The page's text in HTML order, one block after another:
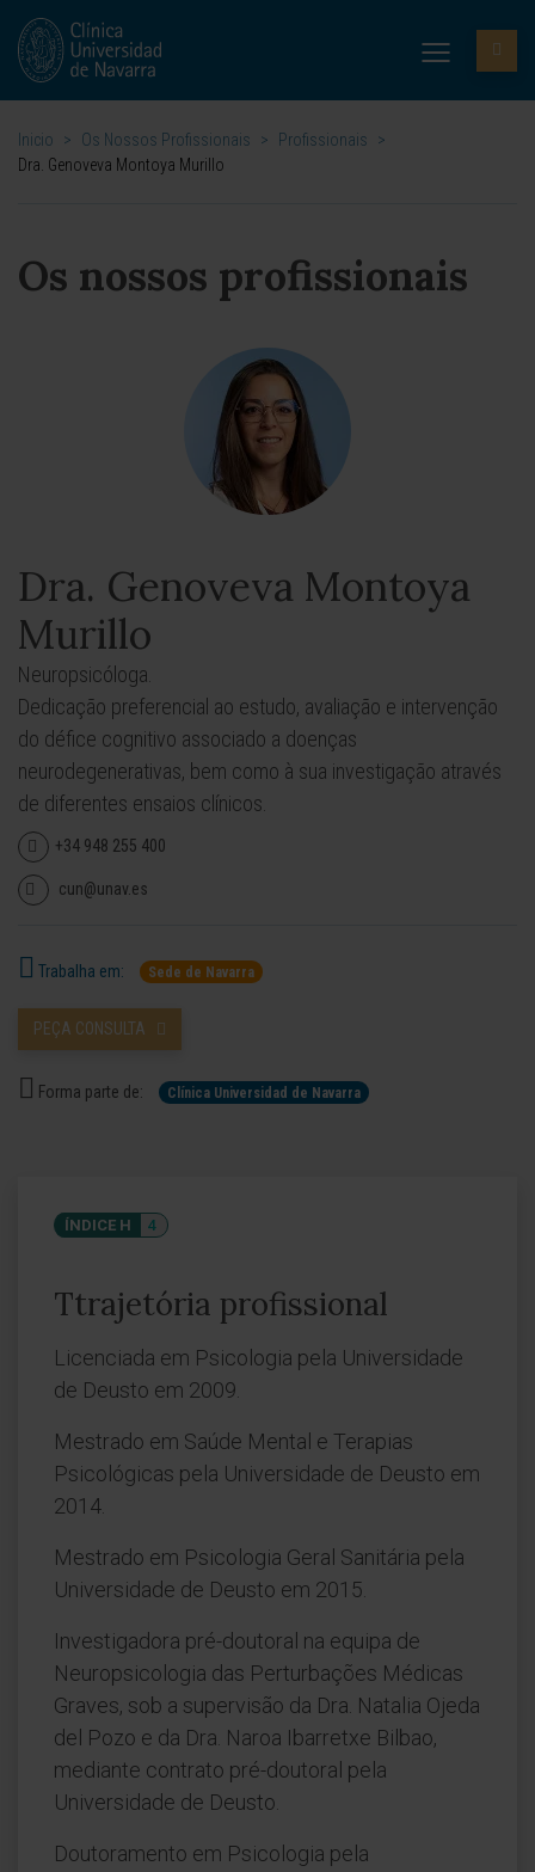
Inicio > Os Nossos Profissionais > Profissionais
>
Dra. Genoveva Montoya Murillo
Os nossos profissionais
Dra. Genoveva Montoya
Murillo
Neuropsicóloga.
Dedicação preferencial ao estudo, avaliação e intervenção
do défice cognitivo associado a doenças
neurodegenerativas, bem como à sua investigação através
de diferentes ensaios clínicos.
+34 948 255 400
cun@unav.es
Trabalha em: Sede de Navarra
PEÇA CONSULTA
Forma parte de: Clínica Universidad de Navarra
ÍNDICE H 4
Ttrajetória profissional
Licenciada em Psicologia pela Universidade
de Deusto em 2009.
Mestrado em Saúde Mental e Terapias
Psicológicas pela Universidade de Deusto em
2014.
Mestrado em Psicologia Geral Sanitária pela
Universidade de Deusto em 2015.
Investigadora pré-doutoral na equipa de
Neuropsicologia das Perturbações Médicas
Graves, sob a supervisão da Dra. Natalia Ojeda
del Pozo e da Dra. Naroa Ibarretxe Bilbao,
mediante contrato pré-doutoral pela
Universidade de Deusto.
Doutoramento em Psicologia pela